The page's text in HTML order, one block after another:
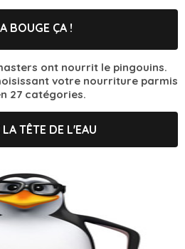
BOUGE ÇA !
ont nourrit le pingouins.
votre nourriture parmis
27 catégories.
TÊTE DE L'EAU